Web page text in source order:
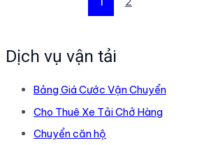
Thiết.
đăng
Dịch vụ vận tải
Bảng Giá Cước Vận Chuyển
Cho Thuê Xe Tải Chở Hàng
Chuyển căn hộ